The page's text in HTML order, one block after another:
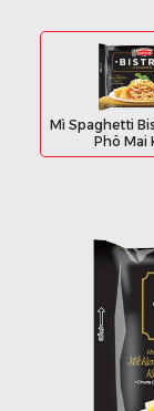
Mì Spaghetti
Phô Mai